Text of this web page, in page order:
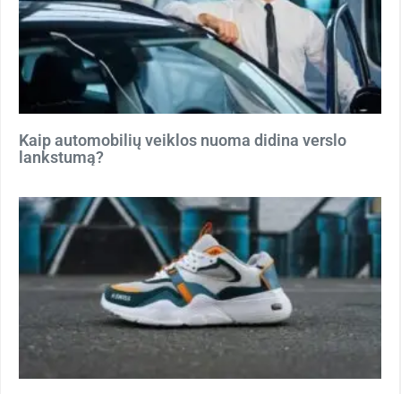
Kaip automobilių veiklos nuoma didina verslo
lankstumą?